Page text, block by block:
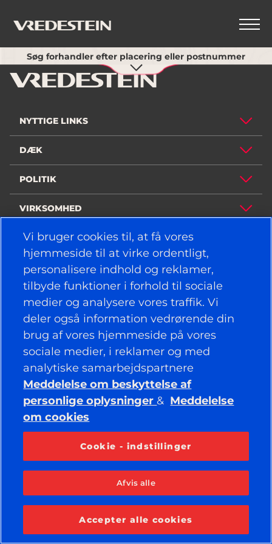
Brug min nuværende placering
Søg forhandler efter placering eller postnummer
TILBAGE
NYTTIGE LINKS
DÆK
POLITIK
VIRKSOMHED
BEVAR FORBINDELSEN
Facebook
YouTube
Instagram
© 2026 APOLLO TYRES LTD
ALLE RETTIGHEDER FORBEHOLDES
Vi bruger cookies til, at få vores
hjemmeside til at virke ordentligt,
personalisere indhold og reklamer,
tilbyde funktioner i forhold til sociale
medier og analysere vores traffik. Vi
deler også information vedrørende din
brug af vores hjemmeside på vores
sociale medier, i reklamer og med
analytiske samarbejdspartnere
Meddelelse om beskyttelse af
personlige oplysninger & Meddelelse
om cookies
Cookie - indstillinger
Afvis alle
Accepter alle cookies